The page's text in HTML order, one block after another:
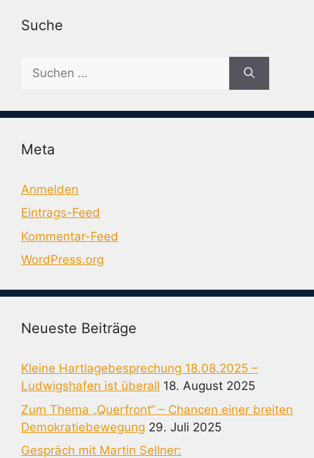
Suche
nach:
Meta
Anmelden
Eintrags-Feed
Kommentar-Feed
WordPress.org
Neueste Beiträge
Kleine Hartlagebesprechung 18.08.2025 –
Ludwigshafen ist überall 18. August 2025
Zum Thema „Querfront“ – Chancen einer breiten
Demokratiebewegung 29. Juli 2025
Gespräch mit Martin Sellner: